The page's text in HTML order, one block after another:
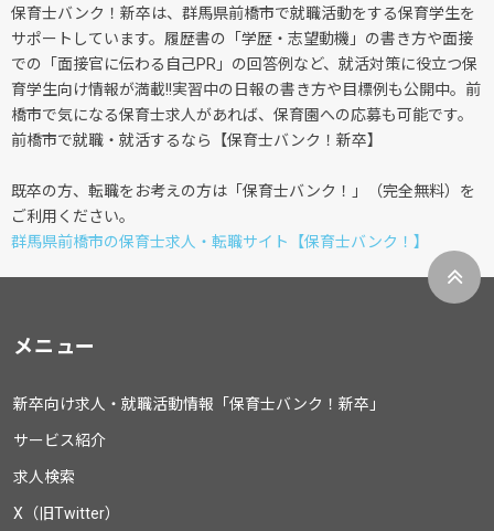
保育士バンク！新卒は、群馬県前橋市で就職活動をする保育学生を
サポートしています。履歴書の「学歴・志望動機」の書き方や面接
での「面接官に伝わる自己PR」の回答例など、就活対策に役立つ保
育学生向け情報が満載!!実習中の日報の書き方や目標例も公開中。前
橋市で気になる保育士求人があれば、保育園への応募も可能です。
前橋市で就職・就活するなら【保育士バンク！新卒】
既卒の方、転職をお考えの方は「保育士バンク！」（完全無料）を
ご利用ください。
群馬県前橋市の保育士求人・転職サイト【保育士バンク！】
メニュー
新卒向け求人・就職活動情報「保育士バンク！新卒」
サービス紹介
求人検索
X（旧Twitter）